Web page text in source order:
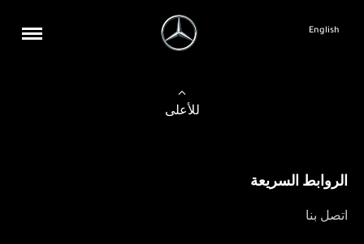
English
للأعلى
الروابط السريعة
اتصل بنا